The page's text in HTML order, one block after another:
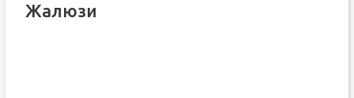
Жалюзи